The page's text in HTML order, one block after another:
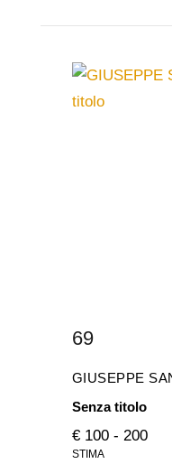
69
GIUSEPPE
Senza titolo
€ 100 - 200
STIMA